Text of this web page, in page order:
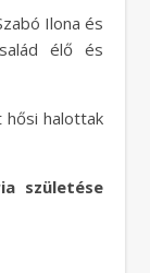
Ilona és
élő és
hősi halottak
születése